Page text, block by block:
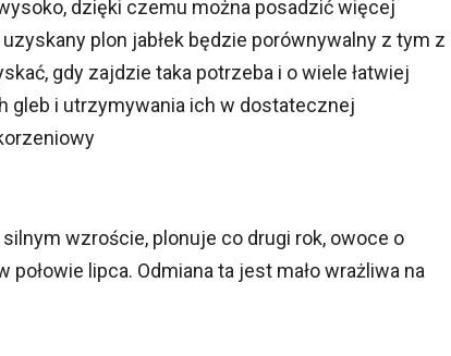
dzięki czemu można posadzić więcej
plon jabłek będzie porównywalny z tym z
gdy zajdzie taka potrzeba i o wiele łatwiej
gleb i utrzymywania ich w dostatecznej
wzroście, plonuje co drugi rok, owoce o
lipca. Odmiana ta jest mało wrażliwa na